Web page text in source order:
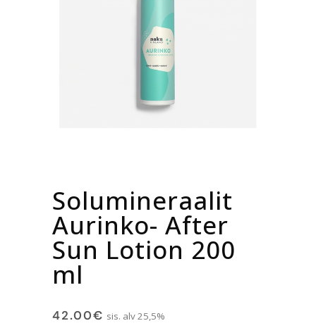
Solumineraalit
Aurinko- After
Sun Lotion 200
ml
42.00€ sis. alv 25,5%